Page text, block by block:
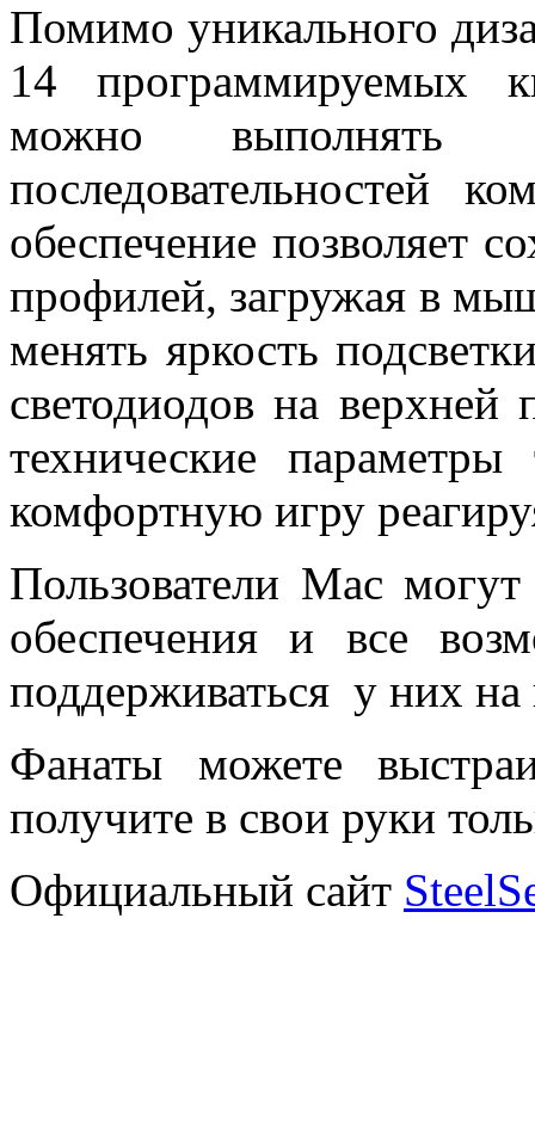
Помимо уникального
14 программируемых
можно выполнять
последовательностей
обеспечение позволяет
профилей, загружая в
менять яркость
светодиодов на
технические
комфортную игру
Пользователи Mac
обеспечения и все
поддерживаться у них
Фанаты можете
получите в свои руки
Официальный сайт